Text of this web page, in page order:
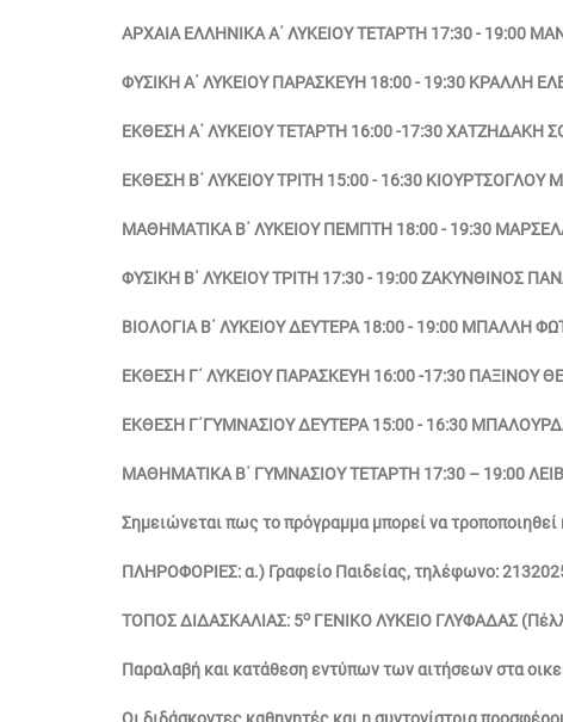
ΑΡΧΑΙΑ ΕΛΛΗΝΙΚΑ Α΄ ΛΥΚΕΙΟΥ ΤΕΤΑΡΤΗ 17:30 - 19:00
ΦΥΣΙΚΗ Α΄ ΛΥΚΕΙΟΥ ΠΑΡΑΣΚΕΥΗ 18:00 - 19:30 ΚΡΑΛΛΗ
ΕΚΘΕΣΗ Α΄ ΛΥΚΕΙΟΥ ΤΕΤΑΡΤΗ 16:00 -17:30 ΧΑΤΖΗΔΑΚΗ
ΕΚΘΕΣΗ Β΄ ΛΥΚΕΙΟΥ ΤΡΙΤΗ 15:00 - 16:30 ΚΙΟΥΡΤΣΟΓΛΟΥ
ΜΑΘΗΜΑΤΙΚΑ Β΄ ΛΥΚΕΙΟΥ ΠΕΜΠΤΗ 18:00 - 19:30
ΦΥΣΙΚΗ Β΄ ΛΥΚΕΙΟΥ ΤΡΙΤΗ 17:30 - 19:00 ΖΑΚΥΝΘΙΝΟΣ
ΒΙΟΛΟΓΙΑ Β΄ ΛΥΚΕΙΟΥ ΔΕΥΤΕΡΑ 18:00 - 19:00 ΜΠΑΛΛΗ
ΕΚΘΕΣΗ Γ΄ ΛΥΚΕΙΟΥ ΠΑΡΑΣΚΕΥΗ 16:00 -17:30 ΠΑΞΙΝΟΥ
ΕΚΘΕΣΗ Γ΄ΓΥΜΝΑΣΙΟΥ ΔΕΥΤΕΡΑ 15:00 - 16:30
ΜΑΘΗΜΑΤΙΚΑ Β΄ ΓΥΜΝΑΣΙΟΥ ΤΕΤΑΡΤΗ 17:30 – 19:00
Σημειώνεται πως το πρόγραμμα μπορεί να
ΠΛΗΡΟΦΟΡΙΕΣ: α.) Γραφείο Παιδείας, τηλέφωνο:
ΤΟΠΟΣ ΔΙΔΑΣΚΑΛΙΑΣ: 5ο ΓΕΝΙΚΟ ΛΥΚΕΙΟ ΓΛΥΦΑΔΑΣ
Παραλαβή και κατάθεση εντύπων των αιτήσεων στα